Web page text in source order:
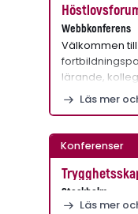
Webbkonferens
Välkommen
lärande,
Läs mer
Konferenser
Stockholm
Läs mer